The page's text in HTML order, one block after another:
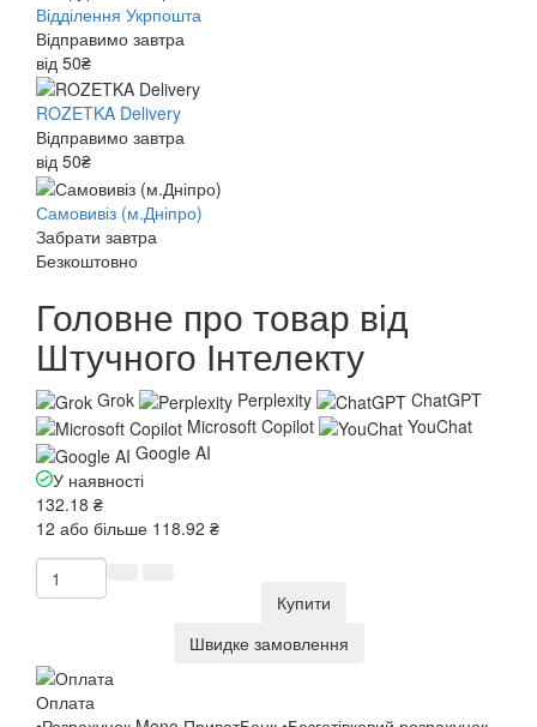
Відділення Укрпошта
Відправимо завтра
від 50₴
ROZETKA Delivery
Відправимо завтра
від 50₴
Самовивіз (м.Дніпро)
Забрати завтра
Безкоштовно
Головне про товар від
Штучного Інтелекту
Grok Perplexity
ChatGPT
Microsoft Copilot
YouChat
Google AI
У наявності
132.18 ₴
12 або більше 118.92 ₴
Купити
Швидке замовлення
Оплата